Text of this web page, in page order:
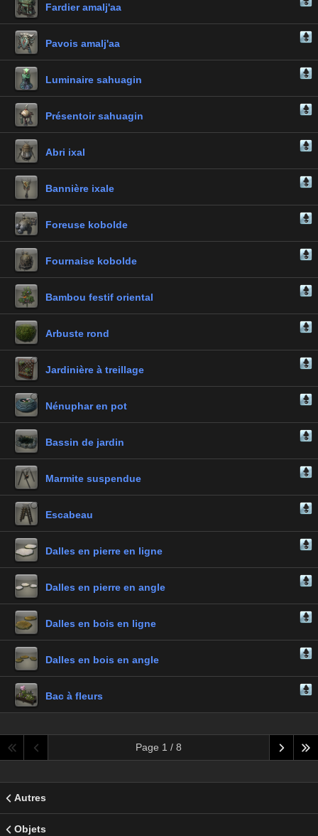
Fardier amalj'aa
Pavois amalj'aa
Luminaire sahuagin
Présentoir sahuagin
Abri ixal
Bannière ixale
Foreuse kobolde
Fournaise kobolde
Bambou festif oriental
Arbuste rond
Jardinière à treillage
Nénuphar en pot
Bassin de jardin
Marmite suspendue
Escabeau
Dalles en pierre en ligne
Dalles en pierre en angle
Dalles en bois en ligne
Dalles en bois en angle
Bac à fleurs
Page 1 / 8
Autres
Objets